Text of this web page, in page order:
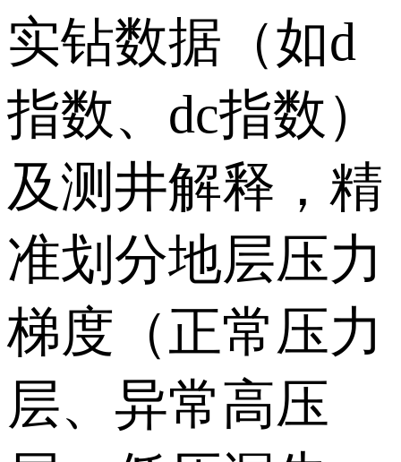
实钻数据（如d
指数、dc指数）
及测井解释，精
准划分地层压力
梯度（正常压力
层、异常高压